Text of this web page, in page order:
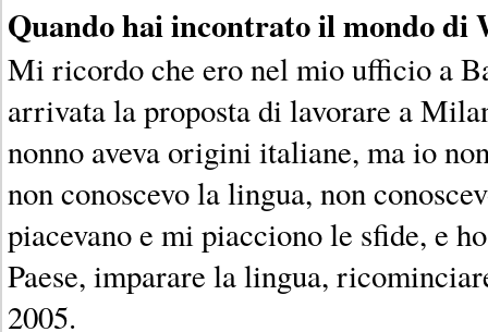
Quando hai incontrato il mondo di
Mi ricordo che ero nel mio ufficio a
arrivata la proposta di lavorare a
nonno aveva origini italiane, ma io
non conoscevo la lingua, non
piacevano e mi piacciono le sfide, e
Paese, imparare la lingua,
2005.